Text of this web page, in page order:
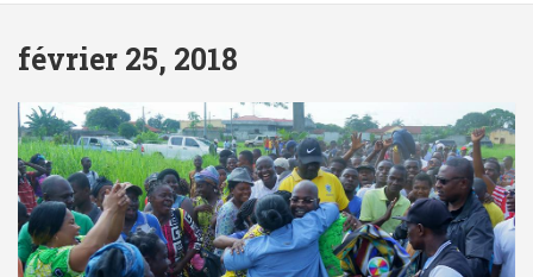
février 25, 2018